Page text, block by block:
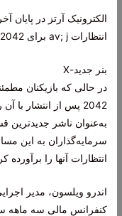
الکترونیک آرتز در
انتظارات av; j برای Battlefield 2042 اجرا نشد.
بنر جدید-X
2042 پس از انتشار با
به‌عنوان ناشر جدیدترین
سرمایه‌گذاران به این
انتظارات آنها را